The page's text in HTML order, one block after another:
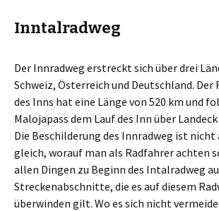
Inntalradweg
Der Innradweg erstreckt sich über drei
Schweiz, Österreich und Deutschland. Der
des Inns hat eine Länge von 520 km und
Malojapass dem Lauf des Inn über Landeck
Die Beschilderung des Innradweg ist
gleich, worauf man als Radfahrer achten
allen Dingen zu Beginn des Intalradweg
Streckenabschnitte, die es auf diesem
überwinden gilt. Wo es sich nicht